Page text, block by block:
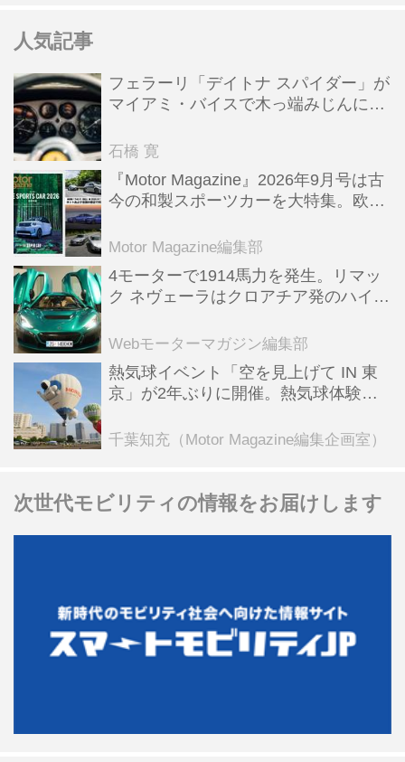
人気記事
フェラーリ「デイトナ スパイダー」が
マイアミ・バイスで木っ端みじんにな
石橋 寛
『Motor Magazine』2026年9月号は古
今の和製スポーツカーを大特集。欧州
Motor Magazine編集部
4モーターで1914馬力を発生。リマッ
ク ネヴェーラはクロアチア発のハイパ
全版／115】
Webモーターマガジン編集部
熱気球イベント「空を見上げて IN 東
京」が2年ぶりに開催。熱気球体験搭
ンテンツも
千葉知充（Motor Magazine編集企画室）
次世代モビリティの情報をお届けします